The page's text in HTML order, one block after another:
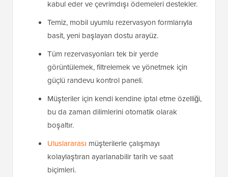
kabul eder ve çevrimdışı ödemeleri destekler.
Temiz, mobil uyumlu rezervasyon formlarıyla
basit, yeni başlayan dostu arayüz.
Tüm rezervasyonları tek bir yerde
görüntülemek, filtrelemek ve yönetmek için
güçlü randevu kontrol paneli.
Müşteriler için kendi kendine iptal etme özelliği,
bu da zaman dilimlerini otomatik olarak
boşaltır.
Uluslararası müşterilerle çalışmayı
kolaylaştıran ayarlanabilir tarih ve saat
biçimleri.